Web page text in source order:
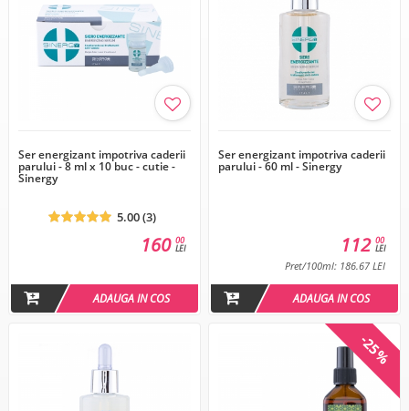
Ser energizant impotriva caderii
parului - 8 ml x 10 buc - cutie -
Sinergy
5.00 (3)
00
LEI
160
ADAUGA IN COS
Ser energizant impotriva caderii
parului - 60 ml - Sinergy
00
LEI
112
Pret/100ml: 186.67 LEI
ADAUGA IN COS
-25%